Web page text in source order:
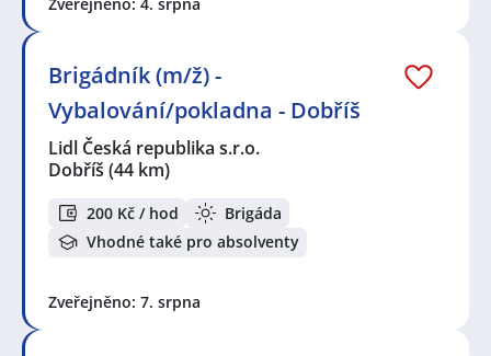
Zveřejněno: 4. srpna
Brigádník (m/ž) -
Vybalování/pokladna - Dobříš
Lidl Česká republika s.r.o.
Dobříš (44 km)
200 Kč / hod
Brigáda
Vhodné také pro absolventy
Zveřejněno: 7. srpna